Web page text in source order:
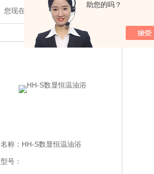
助您的吗？
您现在的位置：首页> 产品展示 > 数显恒温油浴
名称： HH-S数显恒温油浴
型号：